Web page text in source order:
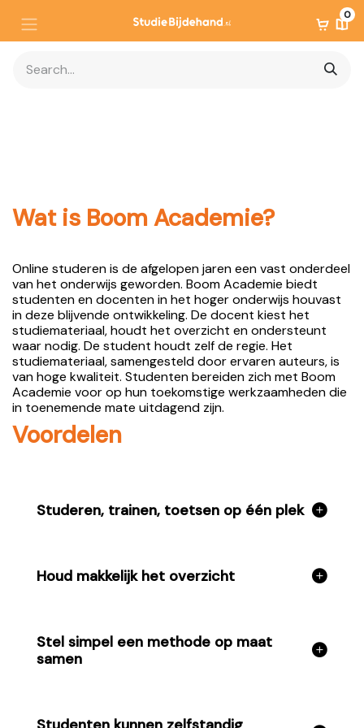
0
Wat is Boom Academie?
Online studeren is de afgelopen jaren een vast onderdeel
van het onderwijs geworden. Boom Academie biedt
studenten en docenten in het hoger onderwijs houvast
in deze blijvende ontwikkeling. De docent kiest het
studiemateriaal, houdt het overzicht en ondersteunt
waar nodig. De student houdt zelf de regie. Het
studiemateriaal, samengesteld door ervaren auteurs, is
van hoge kwaliteit. Studenten bereiden zich met Boom
Academie voor op hun toekomstige werkzaamheden die
in toenemende mate uitdagend zijn.
Voordelen
Studeren, trainen, toetsen op één plek
Houd makkelijk het overzicht
Stel simpel een methode op maat
samen